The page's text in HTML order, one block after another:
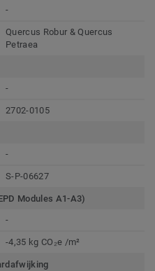
-
Quercus Robur & Quercus
Petraea
-
2702-0105
-
S-P-06627
Modules A1-A3)
-
-4,35 kg CO₂e /m²